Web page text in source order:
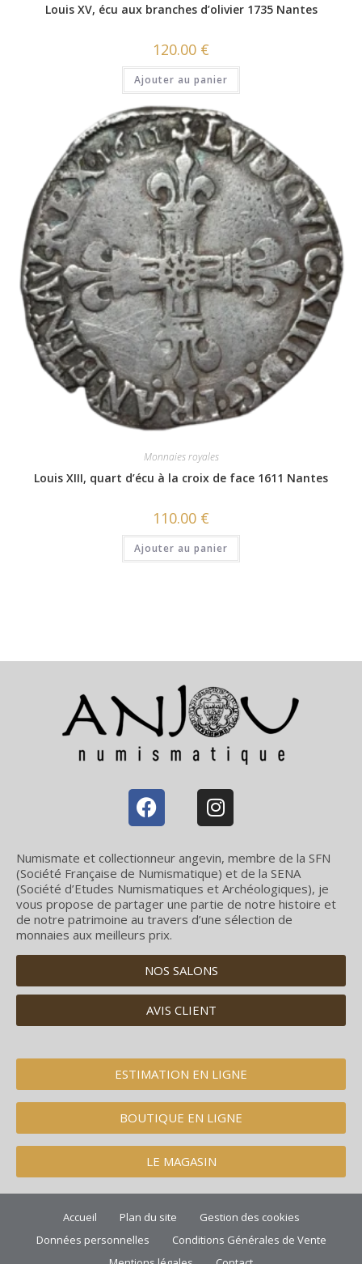
Louis XV, écu aux branches d’olivier 1735 Nantes
120.00 €
Ajouter au panier
Monnaies royales
Louis XIII, quart d’écu à la croix de face 1611 Nantes
110.00 €
Ajouter au panier
Numismate et collectionneur angevin, membre de la SFN
(Société Française de Numismatique) et de la SENA
(Société d’Etudes Numismatiques et Archéologiques), je
vous propose de partager une partie de notre histoire et
de notre patrimoine au travers d’une sélection de
monnaies aux meilleurs prix.
NOS SALONS
AVIS CLIENT
ESTIMATION EN LIGNE
BOUTIQUE EN LIGNE
LE MAGASIN
Accueil Plan du site
Gestion des cookies
Données personnelles
Conditions Générales de Vente